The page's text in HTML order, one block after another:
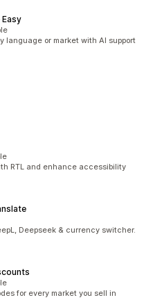
language or market with AI support
RTL and enhance accessibility
Deepseek & currency switcher.
for every market you sell in